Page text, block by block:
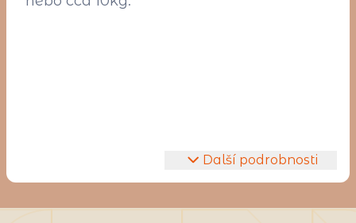
13:00 do 15:00 na farmě Hedecko.
Počet balíčků je omezen, je potřeba si
Další podrobnosti